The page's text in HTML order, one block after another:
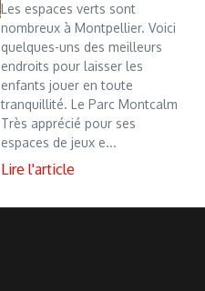
Les espaces verts sont
nombreux à Montpellier. Voici
quelques-uns des meilleurs
endroits pour laisser les
enfants jouer en toute
tranquillité. Le Parc Montcalm
Très apprécié pour ses
espaces de jeux e...